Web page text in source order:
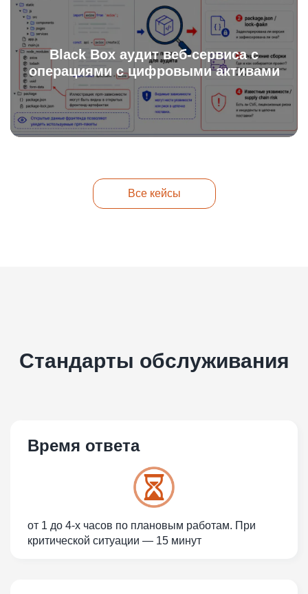
Black Box аудит веб-сервиса с
операциями с цифровыми активами
Все кейсы
Стандарты обслуживания
Время ответа
от 1 до 4-х часов по плановым работам. При
критической ситуации — 15 минут